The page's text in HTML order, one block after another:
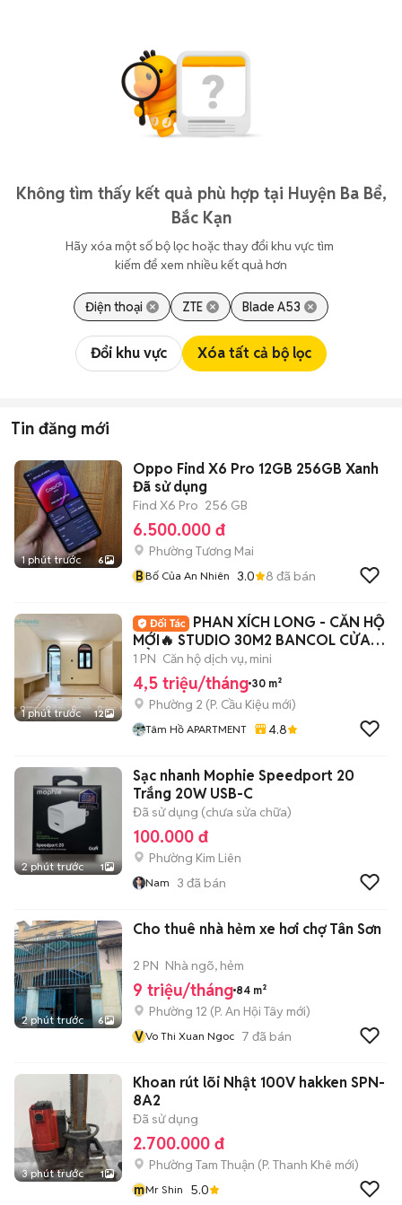
Không tìm thấy kết quả phù hợp tại Huyện Ba Bể,
Bắc Kạn
Hãy xóa một số bộ lọc hoặc thay đổi khu vực tìm
kiếm để xem nhiều kết quả hơn
Điện thoại ZTE Blade A53
Đổi khu vực Xóa tất cả bộ lọc
Tin đăng mới
1 phút trước 6
Oppo Find X6 Pro 12GB 256GB Xanh
Đã sử dụng
Find X6 Pro 256 GB
6.500.000 đ
Phường Tương Mai
BBố Của An Nhiên 3.0 8 đã bán
1 phút trước 12
PHAN XÍCH LONG - CĂN HỘ
MỚI🔥 STUDIO 30M2 BANCOL CỬA
SỔ - FULL NT 100%
1 PN Căn hộ dịch vụ, mini
4,5 triệu/tháng 30 m²
Phường 2 (P. Cầu Kiệu mới)
Tâm Hồ APARTMENT 4.8
2 phút trước 1
Sạc nhanh Mophie Speedport 20
Trắng 20W USB-C
Đã sử dụng (chưa sửa chữa)
100.000 đ
Phường Kim Liên
Nam 3 đã bán
2 phút trước 6
Cho thuê nhà hẻm xe hơi chợ Tân Sơn
2 PN Nhà ngõ, hẻm
9 triệu/tháng 84 m²
Phường 12 (P. An Hội Tây mới)
VVo Thi Xuan Ngoc 7 đã bán
3 phút trước 1
Khoan rút lõi Nhật 100V hakken SPN-
8A2
Đã sử dụng
2.700.000 đ
Phường Tam Thuận (P. Thanh Khê mới)
mMr Shin 5.0